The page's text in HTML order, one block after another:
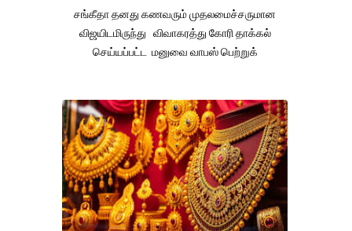
சங்கீதா தனது கணவரும் முதலமைச்சருமான
விஜயிடமிருந்து விவாகரத்து கோரி தாக்கல்
செய்யப்பட்ட மனுவை வாபஸ் பெற்றுக்